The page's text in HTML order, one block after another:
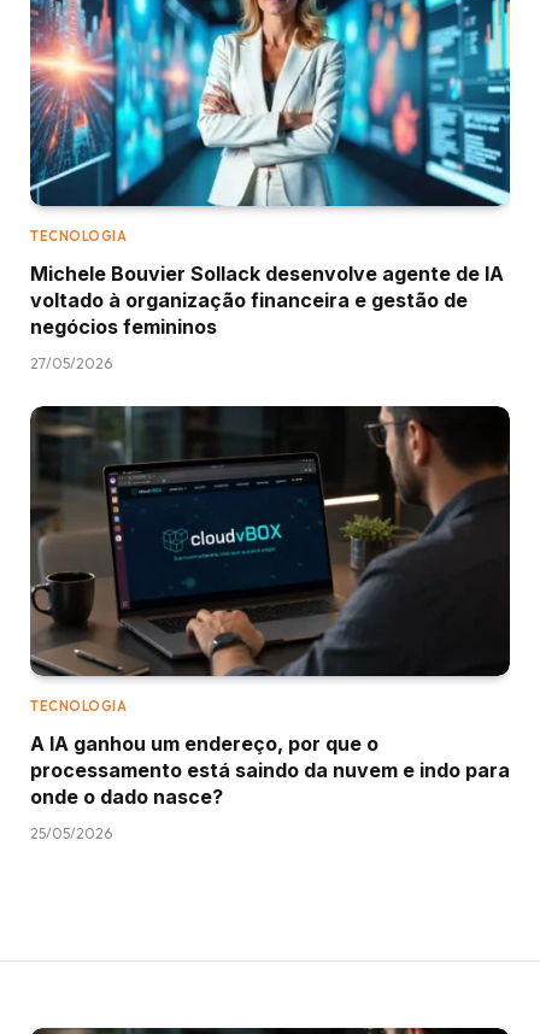
TECNOLOGIA
Michele Bouvier Sollack desenvolve agente de IA
voltado à organização financeira e gestão de
negócios femininos
27/05/2026
TECNOLOGIA
A IA ganhou um endereço, por que o
processamento está saindo da nuvem e indo para
onde o dado nasce?
25/05/2026